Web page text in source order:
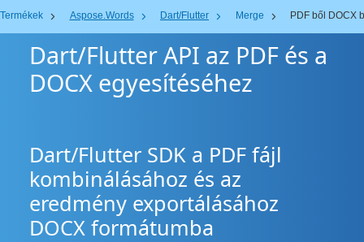
Termékek Aspose.Words Dart/Flutter Merge PDF ből DOCX
Dart/Flutter API az PDF és a
DOCX egyesítéséhez
Dart/Flutter SDK a PDF fájl
kombinálásához és az
eredmény exportálásához
DOCX formátumba